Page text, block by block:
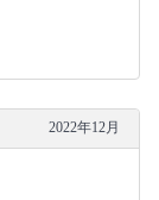
2022年12月